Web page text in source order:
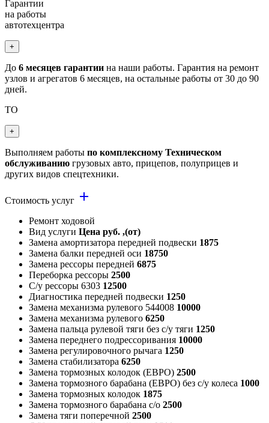
Гарантии
на работы
автотехцентра
+
До 6 месяцев гарантии на наши работы. Гарантия на ремонт
узлов и агрегатов 6 месяцев, на остальные работы от 30 до 90
дней.
ТО
+
Выполняем работы по комплексному Техническом
обслуживанию грузовых авто, прицепов, полуприцев и
других видов спецтехники.
Стоимость услуг add
Ремонт ходовой
Вид услуги Цена руб. ,(от)
Замена амортизатора передней подвески 1875
Замена балки передней оси 18750
Замена рессоры передней 6875
Переборка рессоры 2500
С/у рессоры 6303 12500
Диагностика передней подвески 1250
Замена механизма рулевого 544008 10000
Замена механизма рулевого 6250
Замена пальца рулевой тяги без с/у тяги 1250
Замена переднего подрессоривания 10000
Замена регулировочного рычага 1250
Замена стабилизатора 6250
Замена тормозных колодок (ЕВРО) 2500
Замена тормозного барабана (ЕВРО) без с/у колеса 1000
Замена тормозных колодок 1875
Замена тормозного барабана с/о 2500
Замена тяги поперечной 2500